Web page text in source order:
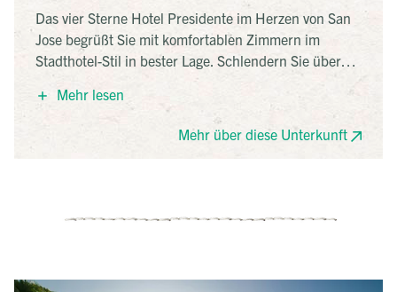
Das vier Sterne Hotel Presidente im Herzen von San
Jose begrüßt Sie mit komfortablen Zimmern im
Stadthotel-Stil in bester Lage. Schlendern Sie über
die Einkaufsstraße Avenida Zentral oder besuchen
Sie das Nationaltheater, Gold- oder Nationalmuseum,
die alle in weniger als fünf Minuten zu Fuß zu
erreichen sind. Perfekt für den Beginn oder das Ende
Mehr lesen
Mehr über diese Unterkunft